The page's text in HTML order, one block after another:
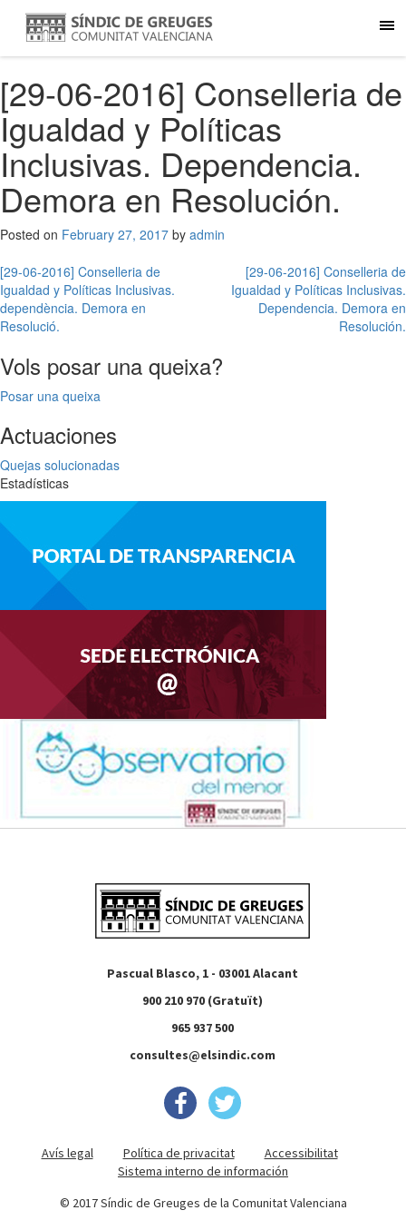
[29-06-2016] Conselleria de
Igualdad y Políticas
Inclusivas. Dependencia.
Demora en Resolución.
Posted on February 27, 2017 by admin
Post
navigation
[29-06-2016] Conselleria de
Igualdad y Políticas Inclusivas.
dependència. Demora en
Resolució.
[29-06-2016] Conselleria de
Igualdad y Políticas Inclusivas.
Dependencia. Demora en
Resolución.
Vols posar una queixa?
Posar una queixa
Actuaciones
Quejas solucionadas
Estadísticas
Pascual Blasco, 1 - 03001 Alacant
900 210 970 (Gratuït)
965 937 500
consultes@elsindic.com
Avís legal Política de privacitat
Accessibilitat
Sistema interno de información
© 2017 Síndic de Greuges de la Comunitat Valenciana